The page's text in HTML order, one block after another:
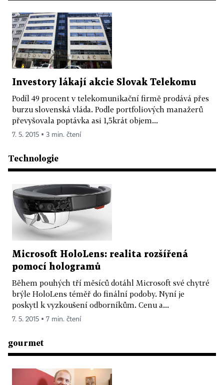
Investory lákají akcie Slovak Telekomu
Podíl 49 procent v telekomunikační firmě prodává přes
burzu slovenská vláda. Podle portfoliových manažerů
převyšovala poptávka asi 1,5krát objem...
7. 5. 2015 ▪ 3 min. čtení
Technologie
Microsoft HoloLens: realita rozšířená
pomocí hologramů
Během pouhých tří měsíců dotáhl Microsoft své chytré
brýle HoloLens téměř do finální podoby. Nyní je
poskytl k vyzkoušení odborníkům. Cenu a...
7. 5. 2015 ▪ 7 min. čtení
gourmet